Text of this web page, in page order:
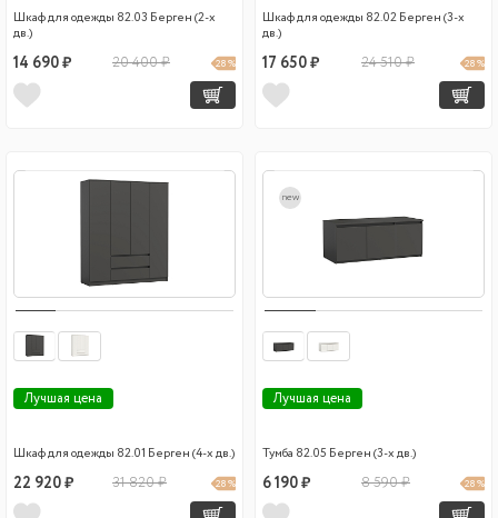
Шкаф для одежды 82.03 Берген (2-х
дв.)
14 690 ₽ 20 400 ₽ 28 %
Шкаф для одежды 82.02 Берген (3-х
дв.)
17 650 ₽ 24 510 ₽ 28 %
Лучшая цена
Шкаф для одежды 82.01 Берген (4-х дв.)
22 920 ₽ 31 820 ₽ 28 %
new
Лучшая цена
Тумба 82.05 Берген (3-х дв.)
6 190 ₽ 8 590 ₽ 28 %